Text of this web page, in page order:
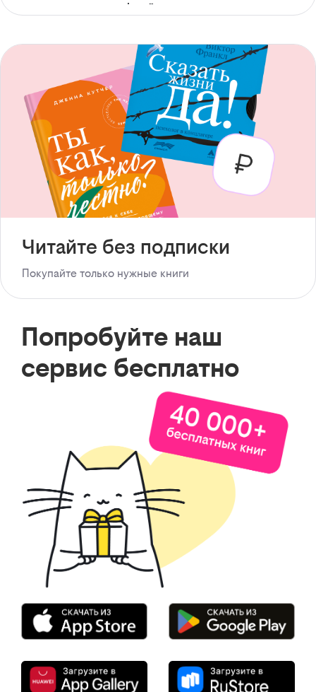
с доступом офлайн
Читайте без подписки
Покупайте только нужные книги
Попробуйте наш
сервис бесплатно